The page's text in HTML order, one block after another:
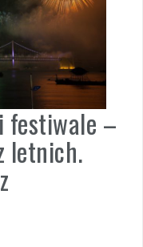
festiwale –
letnich.